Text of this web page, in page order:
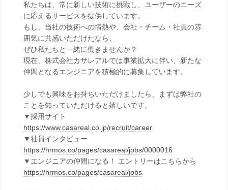
私たちは、常に新しい技術に挑戦し、ユーザーのニーズ
に応えるサービスを提供しています。
もし、当社の技術への情熱や、会社・チーム・社員の雰
囲気に共感いただけたなら、
ぜひ私たちと一緒に働きませんか？
現在、株式会社カサレアルでは事業拡大に伴い、新たな
仲間となるエンジニアを積極的に募集しています。
少しでも興味をお持ちいただけましたら、まずは弊社の
ことを知っていただけると嬉しいです。
▼採用サイト
https://www.casareal.co.jp/recruit/career
▼社員インタビュー
https://hrmos.co/pages/casareal/jobs/0000016
▼エンジニアの仲間になる！ エントリーはこちらから
https://hrmos.co/pages/casareal/jobs